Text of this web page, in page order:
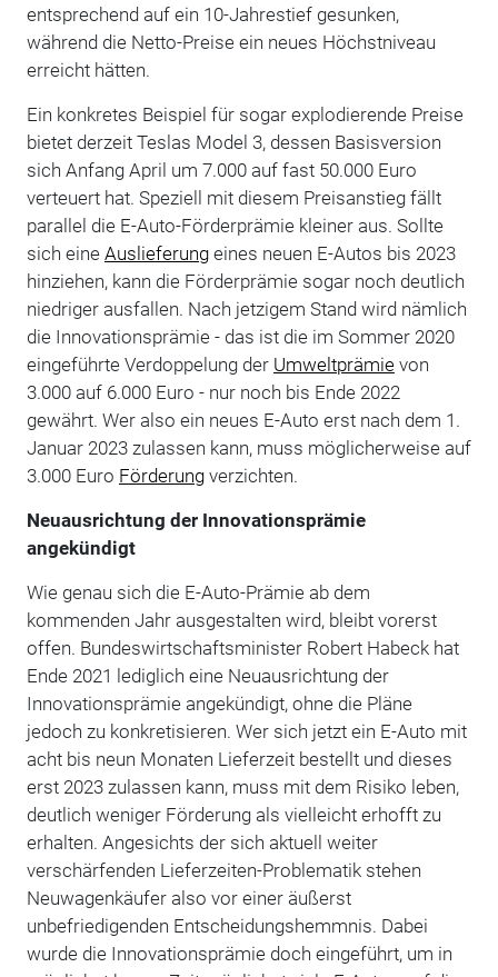
entsprechend auf ein 10-Jahrestief gesunken,
während die Netto-Preise ein neues Höchstniveau
erreicht hätten.
Ein konkretes Beispiel für sogar explodierende Preise
bietet derzeit Teslas Model 3, dessen Basisversion
sich Anfang April um 7.000 auf fast 50.000 Euro
verteuert hat. Speziell mit diesem Preisanstieg fällt
parallel die E-Auto-Förderprämie kleiner aus. Sollte
sich eine Auslieferungeines neuen E-Autos bis 2023
hinziehen, kann die Förderprämie sogar noch deutlich
niedriger ausfallen. Nach jetzigem Stand wird nämlich
die Innovationsprämie - das ist die im Sommer 2020
eingeführte Verdoppelung der Umweltprämievon
3.000 auf 6.000 Euro - nur noch bis Ende 2022
gewährt. Wer also ein neues E-Auto erst nach dem 1.
Januar 2023 zulassen kann, muss möglicherweise auf
3.000 Euro Förderungverzichten.
Neuausrichtung der Innovationsprämie
angekündigt
Wie genau sich die E-Auto-Prämie ab dem
kommenden Jahr ausgestalten wird, bleibt vorerst
offen. Bundeswirtschaftsminister Robert Habeck hat
Ende 2021 lediglich eine Neuausrichtung der
Innovationsprämie angekündigt, ohne die Pläne
jedoch zu konkretisieren. Wer sich jetzt ein E-Auto mit
acht bis neun Monaten Lieferzeit bestellt und dieses
erst 2023 zulassen kann, muss mit dem Risiko leben,
deutlich weniger Förderung als vielleicht erhofft zu
erhalten. Angesichts der sich aktuell weiter
verschärfenden Lieferzeiten-Problematik stehen
Neuwagenkäufer also vor einer äußerst
unbefriedigenden Entscheidungshemmnis. Dabei
wurde die Innovationsprämie doch eingeführt, um in